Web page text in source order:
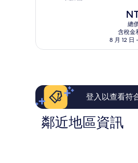
錯
評
現
在
價
格
為
總
含稅金
8 月 12 日
登入以查看符
鄰近地區資訊